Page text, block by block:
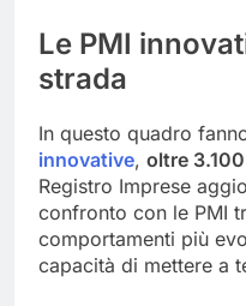
Le PMI
strada
In questo quadro
innovative, oltre
Registro Imprese
confronto con le PMI
comportamenti più
capacità di mettere a